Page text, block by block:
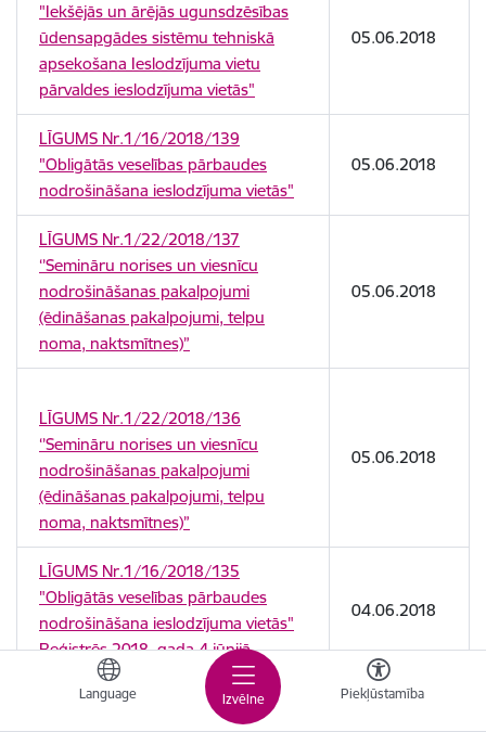
Izvēlne
Language Piekļūstamība
"Iekšējās un ārējās ugunsdzēsības
ūdensapgādes sistēmu tehniskā
apsekošana Ieslodzījuma vietu
pārvaldes ieslodzījuma vietās"
05.06.2018
LĪGUMS Nr.1/16/2018/139
"Obligātās veselības pārbaudes
nodrošināšana ieslodzījuma vietās"
05.06.2018
LĪGUMS Nr.1/22/2018/137
‘’Semināru norises un viesnīcu
nodrošināšanas pakalpojumi
(ēdināšanas pakalpojumi, telpu
noma, naktsmītnes)”
05.06.2018
LĪGUMS Nr.1/22/2018/136
‘’Semināru norises un viesnīcu
nodrošināšanas pakalpojumi
(ēdināšanas pakalpojumi, telpu
noma, naktsmītnes)”
05.06.2018
LĪGUMS Nr.1/16/2018/135
"Obligātās veselības pārbaudes
nodrošināšana ieslodzījuma vietās"
Reģistrēs 2018. gada 4.jūnijā
04.06.2018
LĪGUMS Nr.1/16/2018/134
„Nolietoto elektronisko un elektrisko